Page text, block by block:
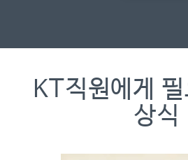
KT직원에게
상식